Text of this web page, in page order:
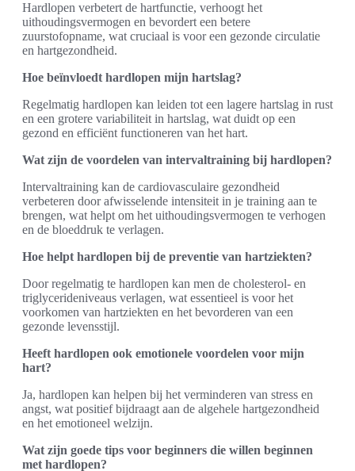
Hardlopen verbetert de hartfunctie, verhoogt het
uithoudingsvermogen en bevordert een betere
zuurstofopname, wat cruciaal is voor een gezonde circulatie
en hartgezondheid.
Hoe beïnvloedt hardlopen mijn hartslag?
Regelmatig hardlopen kan leiden tot een lagere hartslag in rust
en een grotere variabiliteit in hartslag, wat duidt op een
gezond en efficiënt functioneren van het hart.
Wat zijn de voordelen van intervaltraining bij hardlopen?
Intervaltraining kan de cardiovasculaire gezondheid
verbeteren door afwisselende intensiteit in je training aan te
brengen, wat helpt om het uithoudingsvermogen te verhogen
en de bloeddruk te verlagen.
Hoe helpt hardlopen bij de preventie van hartziekten?
Door regelmatig te hardlopen kan men de cholesterol- en
triglycerideniveaus verlagen, wat essentieel is voor het
voorkomen van hartziekten en het bevorderen van een
gezonde levensstijl.
Heeft hardlopen ook emotionele voordelen voor mijn
hart?
Ja, hardlopen kan helpen bij het verminderen van stress en
angst, wat positief bijdraagt aan de algehele hartgezondheid
en het emotioneel welzijn.
Wat zijn goede tips voor beginners die willen beginnen
met hardlopen?